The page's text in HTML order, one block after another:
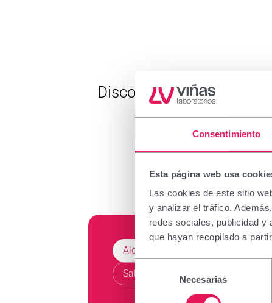
Consentimiento
Esta página web usa
Las cookies de este sitio
y analizar el tráfico.
redes sociales, publicidad y
que hayan recopilado a
Selección
de
consentimiento
Necesarias
Discover all our
Cabello
Alopecia
Salud capilar